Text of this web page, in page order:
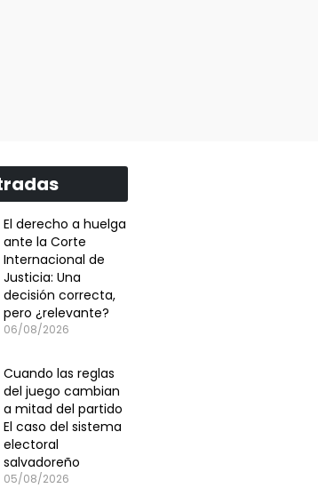
El derecho a huelga
ante la Corte
Internacional de
Justicia: Una
decisión correcta,
pero ¿relevante?
06/08/2026
Cuando las reglas
del juego cambian
a mitad del partido
El caso del sistema
electoral
salvadoreño
05/08/2026